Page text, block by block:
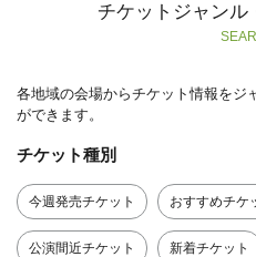
チケットジャンル
各地域の会場からチケット情報をジ
ができます。
チケット種別
今週発売チケット おすすめチケ
公演間近チケット 新着チケット